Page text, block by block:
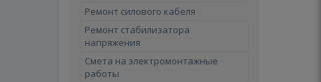
Ремонт силового кабеля
Ремонт стабилизатора
напряжения
Смета на электромонтажные
работы